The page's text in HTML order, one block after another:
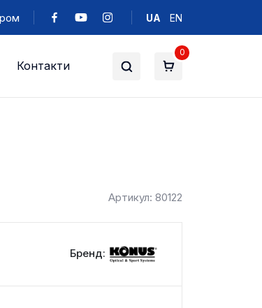
UA EN
Контакти
0
Артикул: 80122
Бренд: